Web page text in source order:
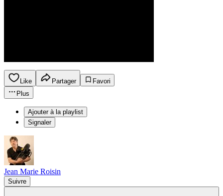
Like Partager
Favori
Plus
Ajouter à la playlist
Signaler
Jean Marie Roisin
Suivre